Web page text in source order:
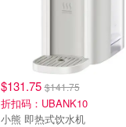
$131.75$141.75
折扣码：UBANK10
小熊 即热式饮水机